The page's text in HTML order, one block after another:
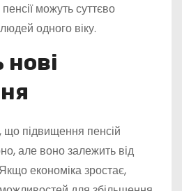
можуть суттєво
одного віку.
що підвищення пенсій
але воно залежить від
економіка зростає,